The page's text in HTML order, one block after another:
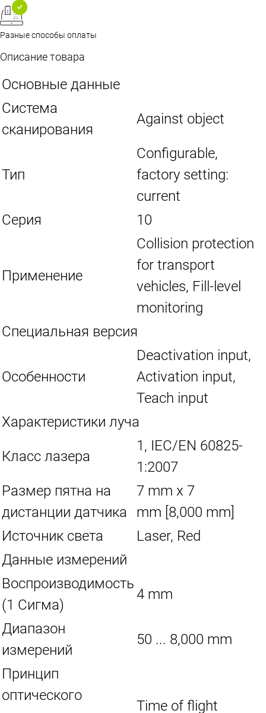
Разные способы оплаты
Описание товара
Основные данные
Cистема
сканирования
Against object
Тип
Configurable,
factory setting:
current
Серия
10
Применение
Collision protection
for transport
vehicles, Fill-level
monitoring
Специальная версия
Особенности
Deactivation input,
Activation input,
Teach input
Характеристики луча
Класс лазера
1, IEC/EN 60825-
1:2007
Размер пятна на
дистанции датчика
7 mm x 7
mm [8,000 mm]
Источник света
Laser, Red
Данные измерений
Воспроизводимость
(1 Сигма)
4 mm
Диапазон
измерений
50 ... 8,000 mm
Принцип
оптического
Time of flight